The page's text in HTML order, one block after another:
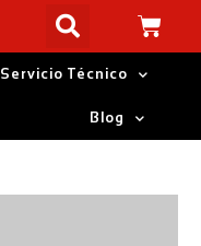
Servicio Técnico
Blog